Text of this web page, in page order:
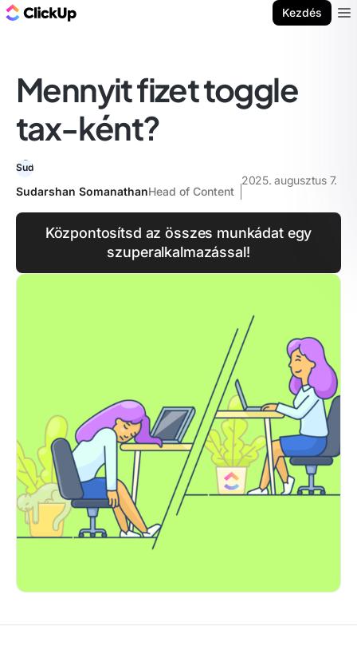
Kezdés
Mennyit fizet toggle
tax-ként?
Sudarshan SomanathanHead of Content
2025. augusztus 7.
Központosítsd az összes munkádat egy
szuperalkalmazással!